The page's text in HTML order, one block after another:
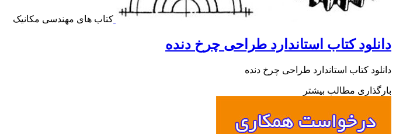
کتاب های مهندسی مکانیک
دانلود کتاب استاندارد طراحی چرخ دنده
دانلود کتاب استاندارد طراحی چرخ دنده
بارگذاری مطالب بیشتر